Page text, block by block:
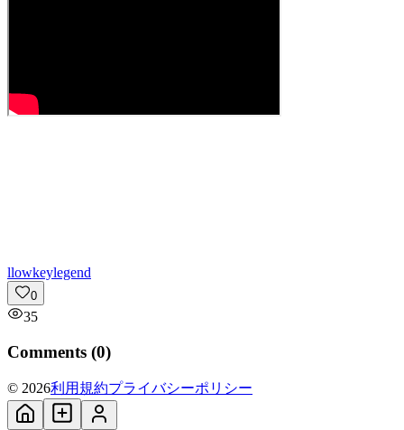
llowkeylegend
0
35
Comments (0)
© 2026利用規約プライバシーポリシー